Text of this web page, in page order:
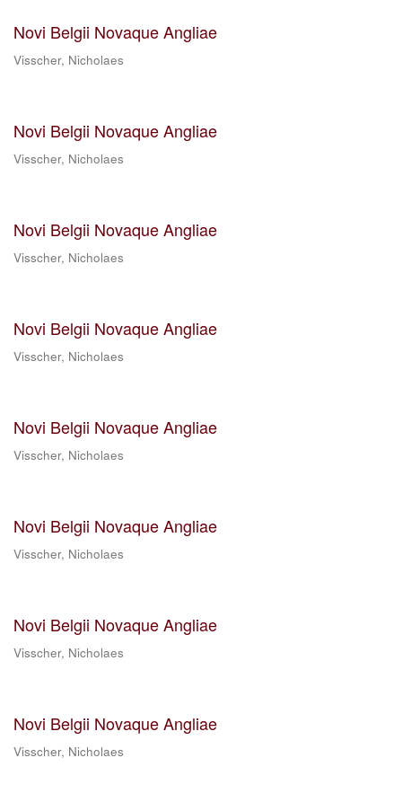
Novi Belgii Novaque Angliae
Visscher, Nicholaes
Novi Belgii Novaque Angliae
Visscher, Nicholaes
Novi Belgii Novaque Angliae
Visscher, Nicholaes
Novi Belgii Novaque Angliae
Visscher, Nicholaes
Novi Belgii Novaque Angliae
Visscher, Nicholaes
Novi Belgii Novaque Angliae
Visscher, Nicholaes
Novi Belgii Novaque Angliae
Visscher, Nicholaes
Novi Belgii Novaque Angliae
Visscher, Nicholaes